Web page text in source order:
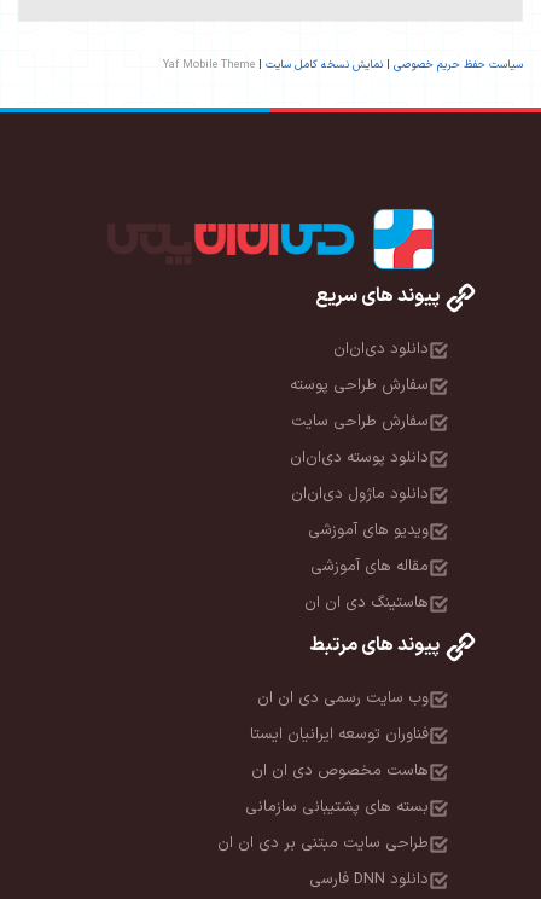
سیاست حفظ حریم خصوصی | نمایش نسخه کامل سایت |
Yaf Mobile Theme
پیوند های سریع
دانلود دی‌ان‌ان
سفارش طراحی پوسته
سفارش طراحی سایت
دانلود پوسته دی‌ان‌ان
دانلود ماژول دی‌ان‌ان
ویدیو های آموزشی
مقاله های آموزشی
هاستینگ دی ان ان
پیوند های مرتبط
وب سایت رسمی دی ان ان
فناوران توسعه ایرانیان ایستا
هاست مخصوص دی ان ان
بسته های پشتیبانی سازمانی
طراحی سایت مبتنی بر دی ان ان
دانلود DNN فارسی